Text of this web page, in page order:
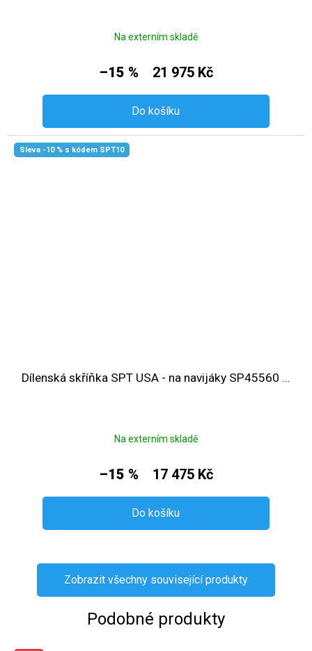
Na externím skladě
–15 % 21 975 Kč
Do košíku
Sleva -10 % s kódem SPT10
Dílenská skříňka SPT USA - na navijáky SP45560 ...
Na externím skladě
–15 % 17 475 Kč
Do košíku
Zobrazit všechny související produkty
Podobné produkty